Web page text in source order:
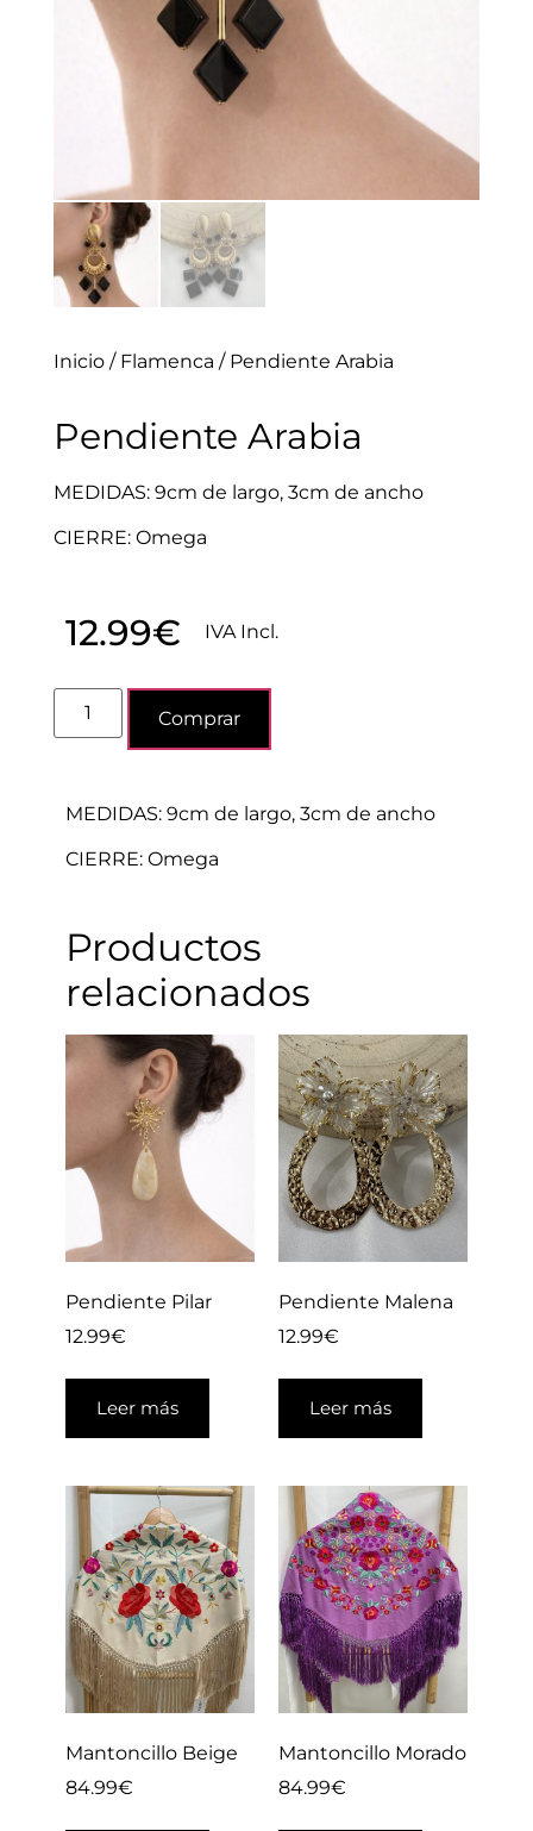
Inicio/ Flamenca / Pendiente Arabia
Pendiente Arabia
MEDIDAS: 9cm de largo, 3cm de ancho
CIERRE: Omega
12.99€ IVA Incl.
Comprar
MEDIDAS: 9cm de largo, 3cm de ancho
CIERRE: Omega
Productos
relacionados
Pendiente Pilar
12.99€
Leer más
Pendiente Malena
12.99€
Leer más
Mantoncillo Beige
84.99€
Mantoncillo Morado
84.99€